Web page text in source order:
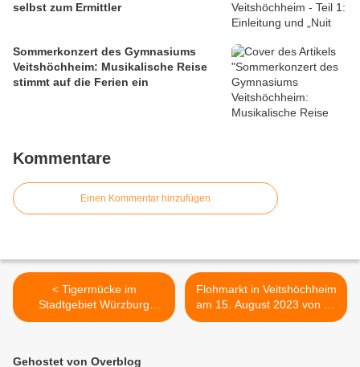
selbst zum Ermittler
Sommerkonzert des Gymnasiums
Veitshöchheim: Musikalische Reise
stimmt auf die Ferien ein
Kommentare
Einen Kommentar hinzufügen
< Tigermücke im
Stadtgebiet Würzburg
nachgewiesen -
Flohmarkt in Veitshöchheim
am 15. August 2023 von 10
– 17 Uhr - zum zweiten Mal
Gehostet von Overblog